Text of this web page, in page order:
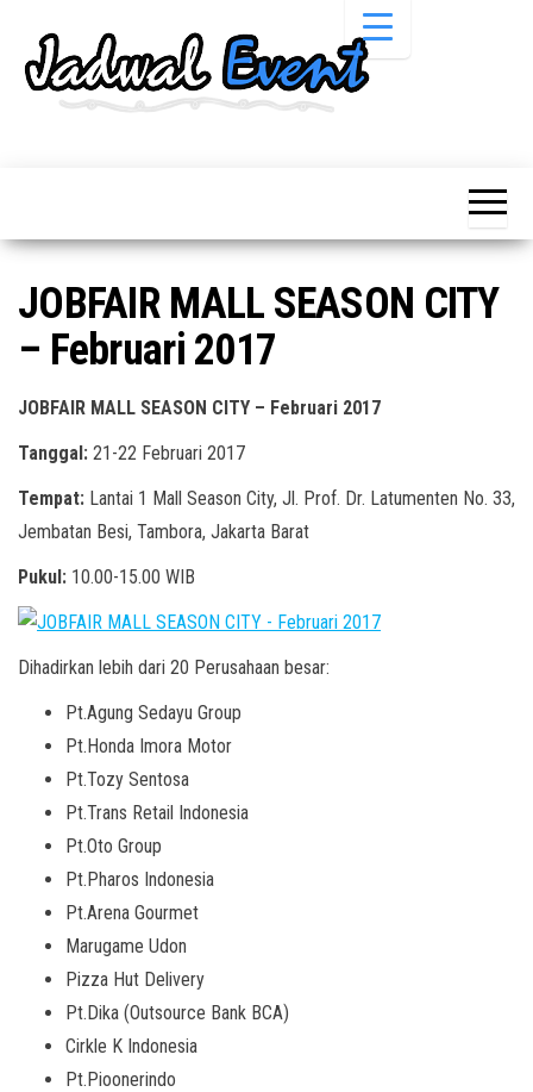
Pameran,
Acara &
Promo
Terbaru
Pameran,
Bazaar,
Workshop,
Job Fair,
Lomba dll.
JOBFAIR MALL SEASON CITY
– Februari 2017
JOBFAIR MALL SEASON CITY – Februari 2017
Tanggal: 21-22 Februari 2017
Tempat: Lantai 1 Mall Season City, Jl. Prof. Dr. Latumenten No. 33,
Jembatan Besi, Tambora, Jakarta Barat
Pukul: 10.00-15.00 WIB
Dihadirkan lebih dari 20 Perusahaan besar:
Pt.Agung Sedayu Group
Pt.Honda Imora Motor
Pt.Tozy Sentosa
Pt.Trans Retail Indonesia
Pt.Oto Group
Pt.Pharos Indonesia
Pt.Arena Gourmet
Marugame Udon
Pizza Hut Delivery
Pt.Dika (Outsource Bank BCA)
Cirkle K Indonesia
Pt.Pioonerindo